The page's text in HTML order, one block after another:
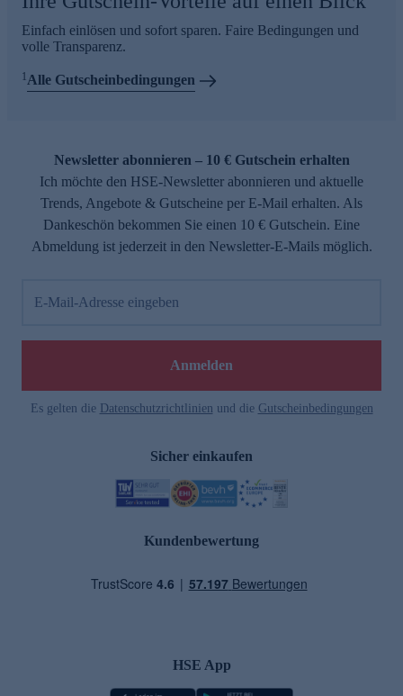
Einfach einlösen und sofort sparen. Faire Bedingungen und
volle Transparenz.
1Alle Gutscheinbedingungen
Newsletter abonnieren – 10 € Gutschein erhalten
Ich möchte den HSE-Newsletter abonnieren und aktuelle
Trends, Angebote & Gutscheine per E-Mail erhalten. Als
Dankeschön bekommen Sie einen 10 € Gutschein. Eine
Abmeldung ist jederzeit in den Newsletter-E-Mails möglich.
E-Mail-Adresse eingeben
Anmelden
Es gelten die Datenschutzrichtlinien und die Gutscheinbedingungen
Sicher einkaufen
Kundenbewertung
HSE App